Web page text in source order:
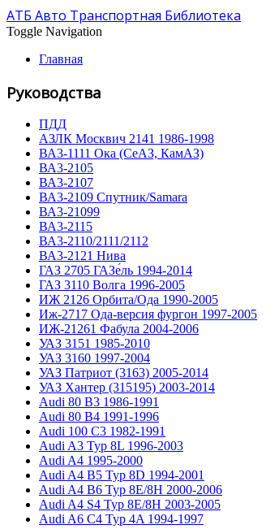
АТБ Авто Транспортная Библиотека
Toggle Navigation
Главная
Руководства
ПДД
АЗЛК Москвич 2141 1986-1998
ВА3-1111 Ока (СеАЗ, КамАЗ)
ВА3-2105
ВА3-2107
ВА3-2109 Спутник/Samara
ВА3-21099
ВА3-2115
ВА3-2110/2111/2112
ВА3-2121 Нива
ГАЗ 2705 ГАЗе́ль 1994-2014
ГАЗ 3110 Волга 1996-2005
ИЖ 2126 Орбита/Ода 1990-2005
Иж-2717 Ода-версия фургон 1997-2005
ИЖ-21261 Фабула 2004-2006
УАЗ 3151 1985-2010
УАЗ 3160 1997-2004
УАЗ Патриот (3163) 2005-2014
УАЗ Хантер (315195) 2003-2014
Audi 80 B3 1986-1991
Audi 80 B4 1991-1996
Audi 100 C3 1982-1991
Audi A3 Typ 8L 1996-2003
Audi A4 1995-2000
Audi A4 B5 Typ 8D 1994-2001
Audi A4 B6 Typ 8E/8H 2000-2006
Audi A4 S4 Typ 8E/8H 2003-2005
Audi A6 C4 Typ 4A 1994-1997